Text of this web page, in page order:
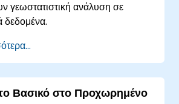
γεωστατιστική ανάλυση σε
δεδομένα.
δεδομένων και χαρτογράφηση με
χωρικά δεδομένα για έργα στο
Βασικό στο Προχωρημένο